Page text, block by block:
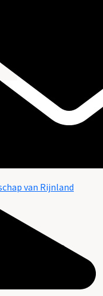
van Rijnland